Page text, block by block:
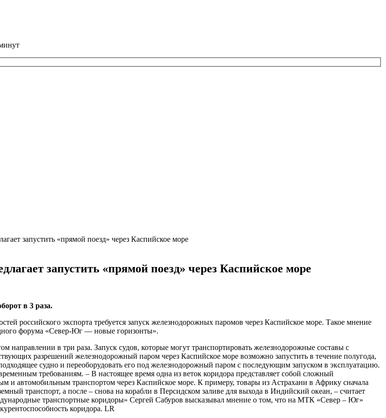
запустить «прямой поезд» через Каспийское море
запустить «прямой поезд» через Каспийское море
в 3 раза.
российского экспорта требуется запуск железнодорожных паромов через Каспийское море. Такое мнение
форума «Север-Юг — новые горизонты».
направлении в три раза. Запуск судов, которые могут транспортировать железнодорожные составы с
разрешений железнодорожный паром через Каспийское море возможно запустить в течение полугода,
судно и переоборудовать его под железнодорожный паром с последующим запуском в эксплуатацию.
требованиям. – В настоящее время одна из веток коридора представляет собой сложный
автомобильным транспортом через Каспийское море. К примеру, товары из Астрахани в Африку сначала
транспорт, а после – снова на корабли в Персидском заливе для выхода в Индийский океан, – считает
транспортные коридоры» Сергей Сабуров высказывал мнение о том, что на МТК «Север – Юг»
коридора. LR